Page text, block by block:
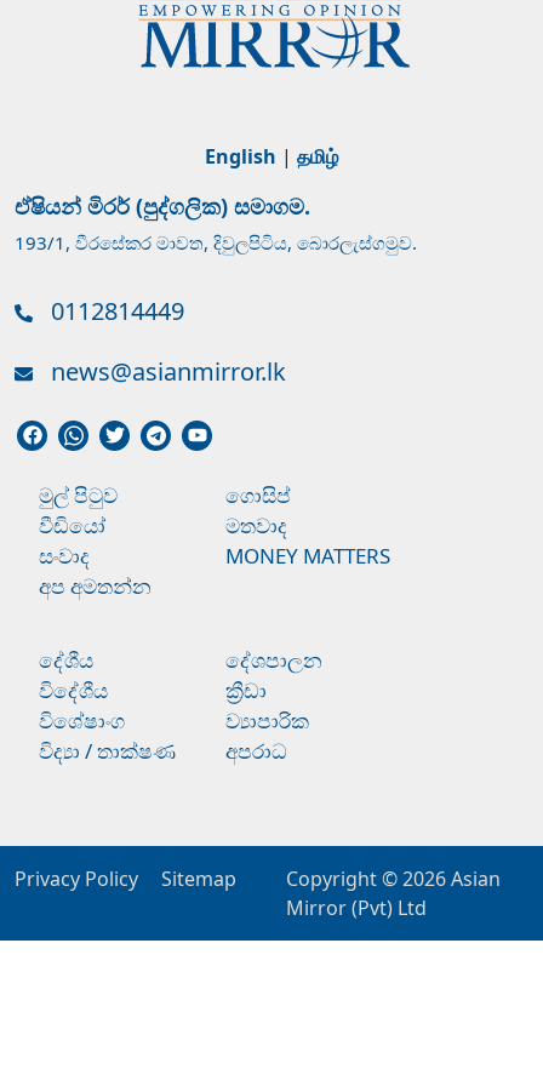
English | தமிழ்
ඒෂියන් මිරර් (පුද්ගලික) සමාගම.
193/1, වීරසේකර මාවත, දිවුලපිටිය, බොරලැස්ගමුව.
0112814449
news@asianmirror.lk
මුල් පිටුව
ගොසිප්
වීඩියෝ
මතවාද
සංවාද
MONEY MATTERS
අප අමතන්න
දේශීය
දේශපාලන
විදේශීය
ක්‍රීඩා
විශේෂාංග
ව්‍යාපාරික
විද්‍යා / තාක්ෂණ
අපරාධ
Privacy Policy Sitemap Copyright © 2026Asian
Mirror (Pvt) Ltd